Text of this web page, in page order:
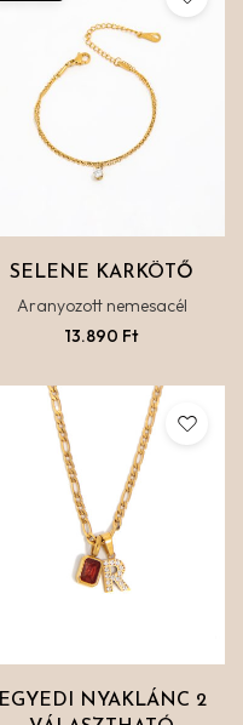
SELENE KARKÖTŐ
Aranyozott nemesacél
13.890 Ft
EGYEDI NYAKLÁNC 2